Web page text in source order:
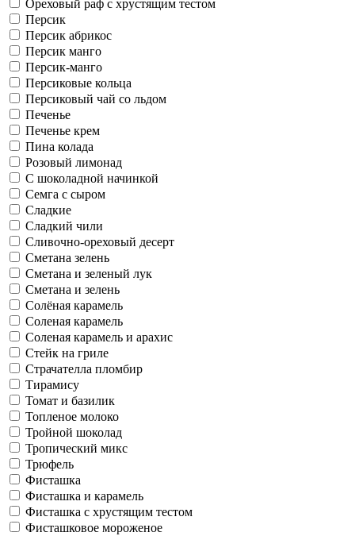
Ореховый раф с хрустящим тестом
Персик
Персик абрикос
Персик манго
Персик-манго
Персиковые кольца
Персиковый чай со льдом
Печенье
Печенье крем
Пина колада
Розовый лимонад
С шоколадной начинкой
Семга с сыром
Сладкие
Сладкий чили
Сливочно-ореховый десерт
Сметана зелень
Сметана и зеленый лук
Сметана и зелень
Солёная карамель
Соленая карамель
Соленая карамель и арахис
Стейк на гриле
Страчателла пломбир
Тирамису
Томат и базилик
Топленое молоко
Тройной шоколад
Тропический микс
Трюфель
Фисташка
Фисташка и карамель
Фисташка с хрустящим тестом
Фисташковое мороженое